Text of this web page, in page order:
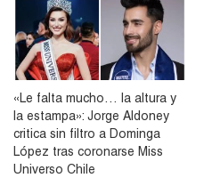
«Le falta mucho… la altura y
la estampa»: Jorge Aldoney
critica sin filtro a Dominga
López tras coronarse Miss
Universo Chile